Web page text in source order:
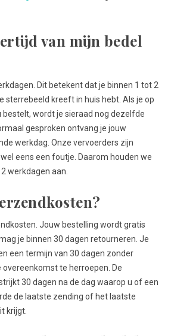
van mijn bedel
Dit betekent dat je binnen 1 tot 2
sterrebeeld kreeft in huis hebt. Als je op
bestelt, wordt je sieraad nog dezelfde
gesproken ontvang je jouw
werkdag. Onze vervoerders zijn
eens een foutje. Daarom houden we
werkdagen aan.
Jouw bestelling wordt gratis
je binnen 30 dagen retourneren. Je
een termijn van 30 dagen zonder
te herroepen. De
30 dagen na de dag waarop u of een
de laatste zending of het laatste
krijgt.